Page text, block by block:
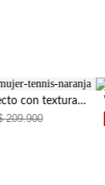
Vestido largo recto con textura calada a rayas en caramelo para mujer
$